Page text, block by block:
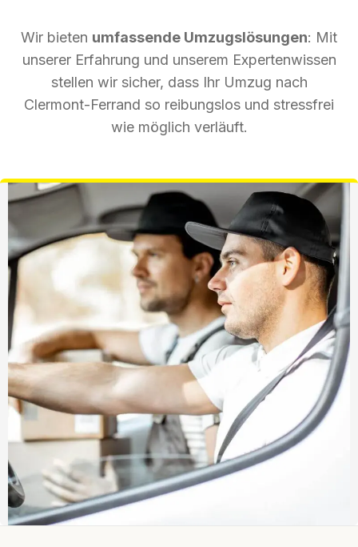
Wir bieten umfassende Umzugslösungen: Mit
unserer Erfahrung und unserem Expertenwissen
stellen wir sicher, dass Ihr Umzug nach
Clermont-Ferrand so reibungslos und stressfrei
wie möglich verläuft.